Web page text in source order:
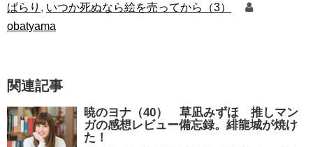
ぱらり , いつか死ぬなら絵を売ってから（3）
obatyama
関連記事
暁のヨナ（40） 草凪みずほ 推しマン
ガの感想レビュー備忘録。緋龍城が焼け
た！